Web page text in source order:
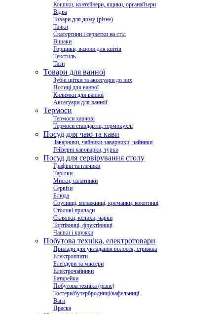
Кошики, контейнери, ящики, органайзери
Відра
Товари для дому (різне)
Тачки
Скатертини і серветки на стіл
Вішаки
Горщики, вазони для квітів
Текстиль
Тази
Товари для ванної
Зубні щітки та аксесуари до них
Полиці для ванної
Килимки для ванної
Аксесуари для ванної
Термоси
Термоси харчові
Термоси стандартні, термокухлі
Посуд для чаю та кави
Заварники, чайники-заварники, чайники
Гейзерні кавоварки, турки
Посуд для сервірування столу
Графіни та глечики
Тарілки
Миски, салатники
Сервізи
Блюда
Соусниці, менажниці, креманки, кокотниці
Столові прилади
Склянки, келихи, чарки
Тортівниці, фруктівниці
Чашки і кружки
Побутова техніка, електротовари
Прилади для укладання волосся, стрижка
Електроплити
Блендери та міксери
Електрочайники
Батарейки
Побутова техніка (різне)
Тостери/бутербродниці/вафельниці
Ваги
Праска